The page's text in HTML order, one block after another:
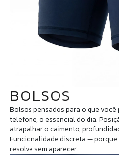
BOLSOS
Bolsos pensados para o que você
telefone, o essencial do dia.
atrapalhar o caimento,
Funcionalidade discreta — porque
resolve sem aparecer.